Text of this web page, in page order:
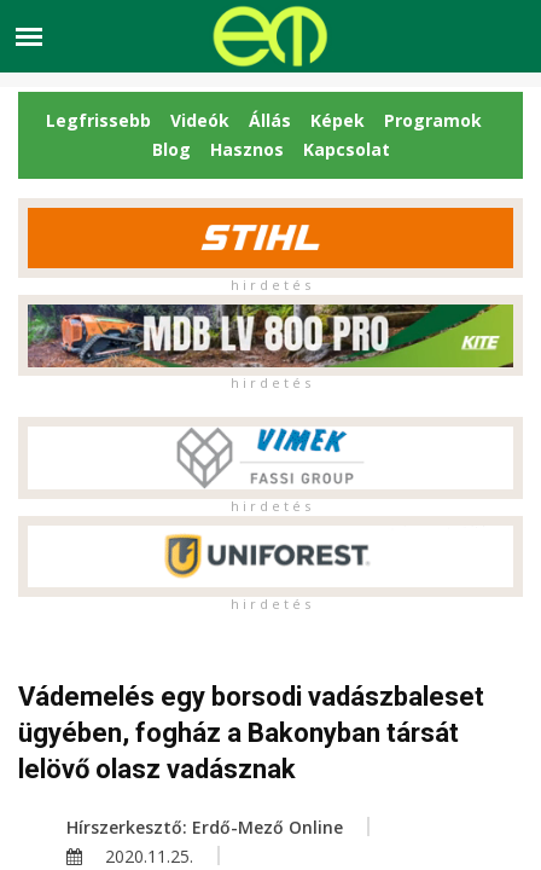
Legfrissebb Videók Állás Képek
Programok
Blog
Hasznos Kapcsolat
h i r d e t é s
h i r d e t é s
h i r d e t é s
h i r d e t é s
Vádemelés egy borsodi vadászbaleset
ügyében, fogház a Bakonyban társát
lelövő olasz vadásznak
Hírszerkesztő: Erdő-Mező Online
2020.11.25.